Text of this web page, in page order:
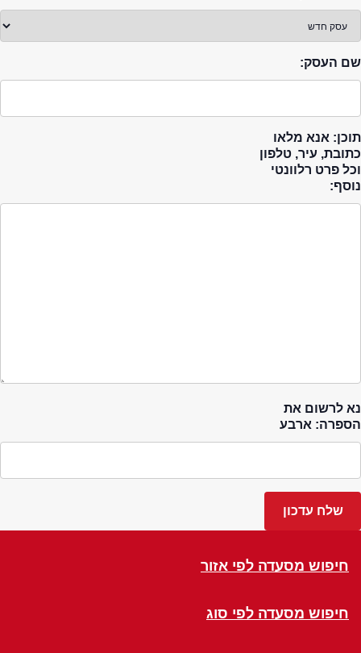
שם העסק:
תוכן: אנא מלאו
כתובת, עיר, טלפון
וכל פרט רלוונטי
נוסף:
נא לרשום את
הספרה: ארבע
חיפוש מסעדה לפי אזור
חיפוש מסעדה לפי סוג